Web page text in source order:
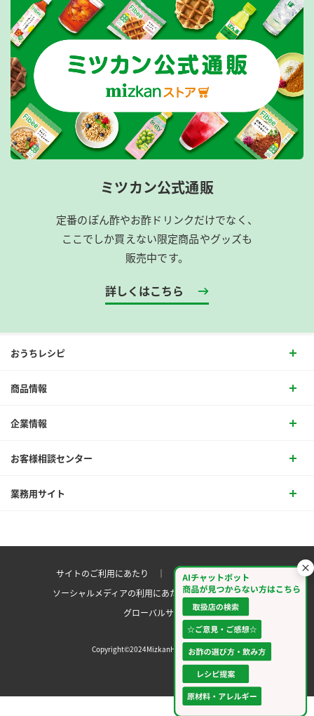
ミツカン公式通販
定番のぽん酢やお酢ドリンクだけでなく、
ここでしか買えない限定商品やグッズも
販売中です。
詳しくはこちら
おうちレシピ
商品情報
企業情報
お客様相談センター
業務用サイト
サイトのご利用にあたり ｜ プライバシーポリシー
ソーシャルメディアの利用にあたりサイトマップ ｜
グローバルサイト
Copyright©2024MizkanHoldingsCo.Ltd.